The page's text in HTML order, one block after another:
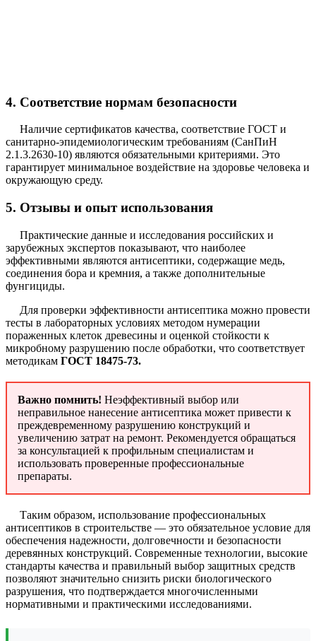
4. Соответствие нормам безопасности
Наличие сертификатов качества, соответствие ГОСТ и
санитарно-эпидемиологическим требованиям (СанПиН
2.1.3.2630-10) являются обязательными критериями. Это
гарантирует минимальное воздействие на здоровье человека и
окружающую среду.
5. Отзывы и опыт использования
Практические данные и исследования российских и
зарубежных экспертов показывают, что наиболее
эффективными являются антисептики, содержащие медь,
соединения бора и кремния, а также дополнительные
фунгициды.
Для проверки эффективности антисептика можно провести
тесты в лабораторных условиях методом нумерации
пораженных клеток древесины и оценкой стойкости к
микробному разрушению после обработки, что соответствует
методикам ГОСТ 18475-73.
Важно помнить! Неэффективный выбор или
неправильное нанесение антисептика может привести к
преждевременному разрушению конструкций и
увеличению затрат на ремонт. Рекомендуется обращаться
за консультацией к профильным специалистам и
использовать проверенные профессиональные
препараты.
Таким образом, использование профессиональных
антисептиков в строительстве — это обязательное условие для
обеспечения надежности, долговечности и безопасности
деревянных конструкций. Современные технологии, высокие
стандарты качества и правильный выбор защитных средств
позволяют значительно снизить риски биологического
разрушения, что подтверждается многочисленными
нормативными и практическими исследованиями.